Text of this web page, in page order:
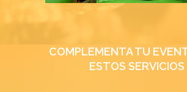
COMPLEMENTA TU
ESTOS SERVICIOS